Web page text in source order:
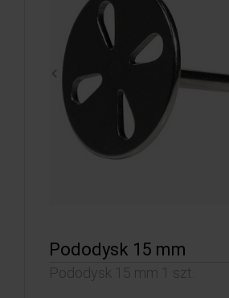
Pododysk 15 mm
Pododysk 15 mm 1 szt.